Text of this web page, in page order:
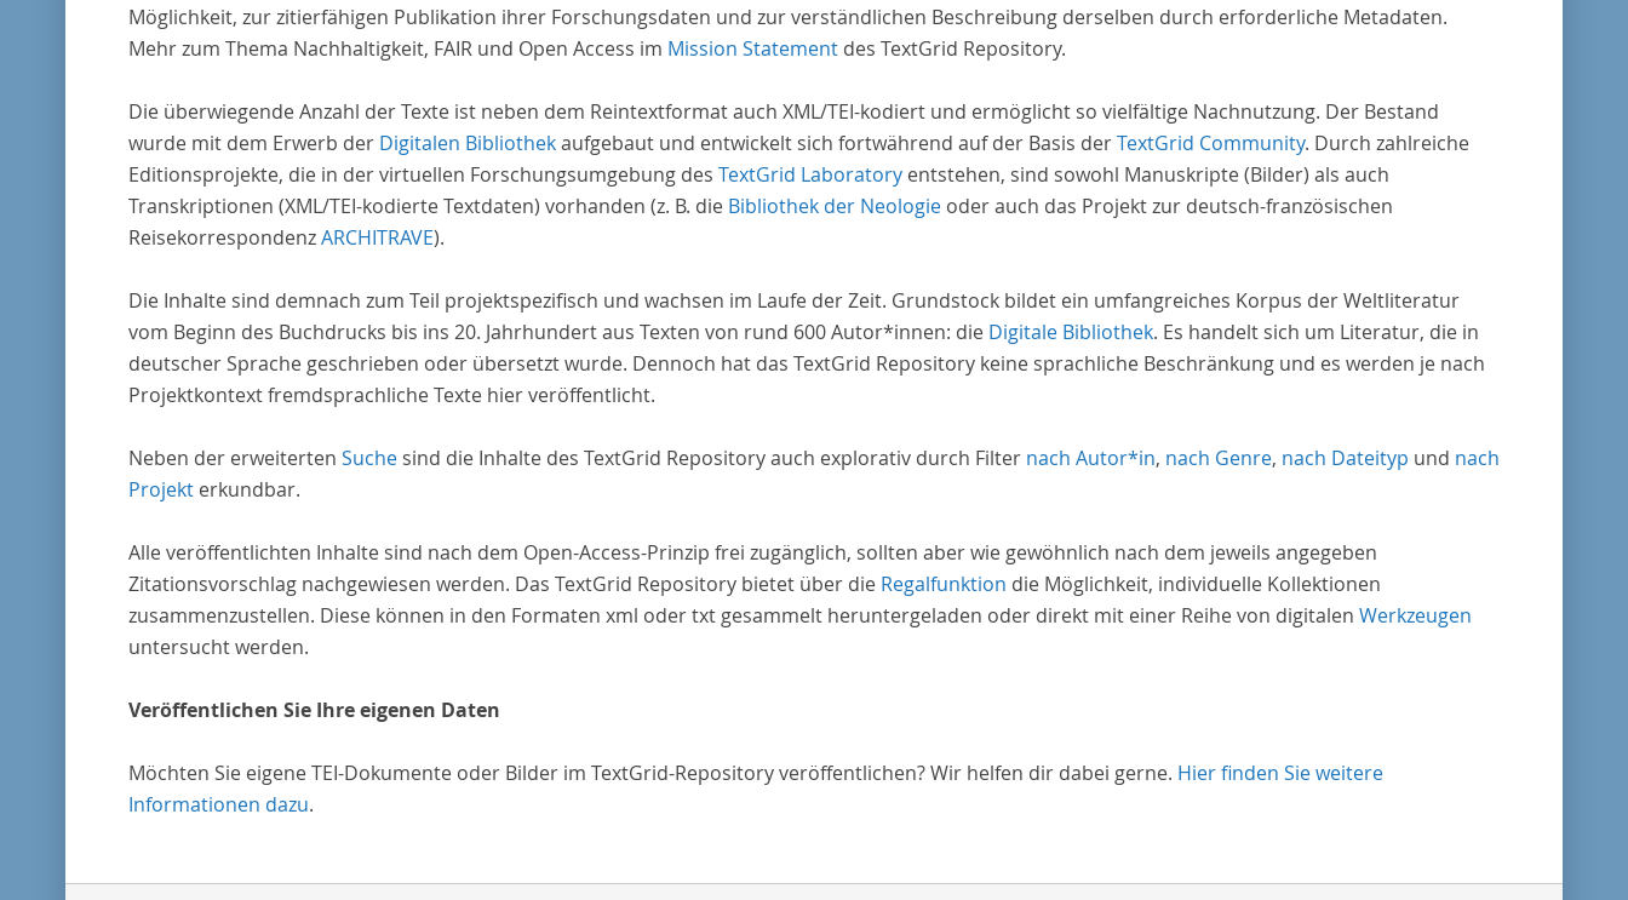
Möglichkeit, zur zitierfähigen Publikation ihrer Forschungsdaten und zur verständlichen Beschreibung derselben durch erforderliche Metadaten.
Mehr zum Thema Nachhaltigkeit, FAIR und Open Access im Mission Statementdes TextGrid Repository.
Die überwiegende Anzahl der Texte ist neben dem Reintextformat auch XML/TEI-kodiert und ermöglicht so vielfältige Nachnutzung. Der Bestand
wurde mit dem Erwerb der Digitalen Bibliothekaufgebaut und entwickelt sich fortwährend auf der Basis derTextGrid Community. Durch zahlreiche
Editionsprojekte, die in der virtuellen Forschungsumgebung des TextGrid Laboratoryentstehen, sind sowohl Manuskripte (Bilder) als auch
Transkriptionen (XML/TEI-kodierte Textdaten) vorhanden (z. B. die Bibliothek der Neologieoder auch das Projekt zur deutsch-französischen
ReisekorrespondenzARCHITRAVE).
Die Inhalte sind demnach zum Teil projektspezifisch und wachsen im Laufe der Zeit. Grundstock bildet ein umfangreiches Korpus der Weltliteratur
vom Beginn des Buchdrucks bis ins 20. Jahrhundert aus Texten von rund 600 Autor*innen: die Digitale Bibliothek. Es handelt sich um Literatur, die in
deutscher Sprache geschrieben oder übersetzt wurde. Dennoch hat das TextGrid Repository keine sprachliche Beschränkung und es werden je nach
Projektkontext fremdsprachliche Texte hier veröffentlicht.
Neben der erweiterten Suchesind die Inhalte des TextGrid Repository auch explorativ durch Filter nach Autor*in, nach Genre, nach Dateityp und nach
Projekterkundbar.
Alle veröffentlichten Inhalte sind nach dem Open-Access-Prinzip frei zugänglich, sollten aber wie gewöhnlich nach dem jeweils angegeben
Zitationsvorschlag nachgewiesen werden. Das TextGrid Repository bietet über die Regalfunktion die Möglichkeit, individuelle Kollektionen
zusammenzustellen. Diese können in den Formaten xml oder txt gesammelt heruntergeladen oder direkt mit einer Reihe von digitalen Werkzeugen
untersucht werden.
Veröffentlichen Sie Ihre eigenen Daten
Möchten Sie eigene TEI-Dokumente oder Bilder im TextGrid-Repository veröffentlichen? Wir helfen dir dabei gerne. Hier finden Sie weitere
Informationen dazu.